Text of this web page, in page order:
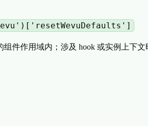
组件作用域内；涉及 hook 或实例上下